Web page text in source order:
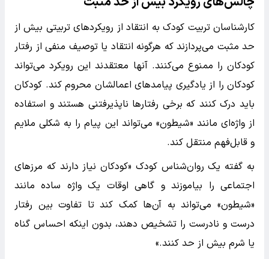
کارشناسان تربیت کودک به انتقاد از رویکردهای تربیتی بیش از
حد مثبت می‌پردازند که هرگونه انتقاد یا توصیف منفی از رفتار
کودکان را ممنوع می‌کنند. آنها معتقدند این رویکرد می‌تواند
کودکان را از یادگیری پیامدهای اعمالشان محروم کند. کودکان
باید درک کنند که برخی رفتارها ناپذیرفتنی هستند و استفاده
از واژه‌ای مانند «شیطون» می‌تواند این پیام را به شکلی ملایم
و قابل‌فهم منتقل کند.
به گفته یک روان‌شناس کودک «کودکان نیاز دارند که مرزهای
اجتماعی را بیاموزند و گاهی اوقات یک واژه ساده مانند
«شیطون» می‌تواند به آن‌ها کمک کند تا تفاوت بین رفتار
درست و نادرست را تشخیص دهند، بدون اینکه احساس گناه
یا شرم بیش از حد کنند.»